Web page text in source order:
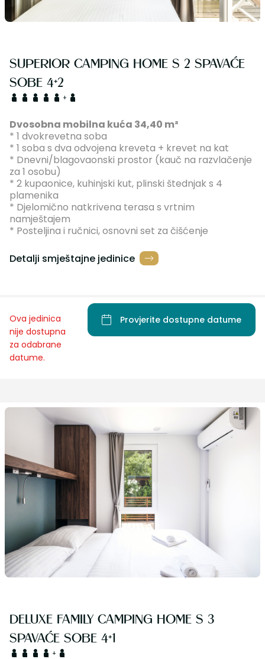
SUPERIOR CAMPING HOME S 2 SPAVAĆE
SOBE 4+2
+
Dvosobna mobilna kuća 34,40 m²
* 1 dvokrevetna soba
* 1 soba s dva odvojena kreveta + krevet na kat
* Dnevni/blagovaonski prostor (kauč na razvlačenje
za 1 osobu)
* 2 kupaonice, kuhinjski kut, plinski štednjak s 4
plamenika
* Djelomično natkrivena terasa s vrtnim
namještajem
* Posteljina i ručnici, osnovni set za čišćenje
Detalji smještajne jedinice
Ova jedinica
nije dostupna
za odabrane
datume.
Provjerite dostupne datume
DELUXE FAMILY CAMPING HOME S 3
SPAVAĆE SOBE 4+1
+